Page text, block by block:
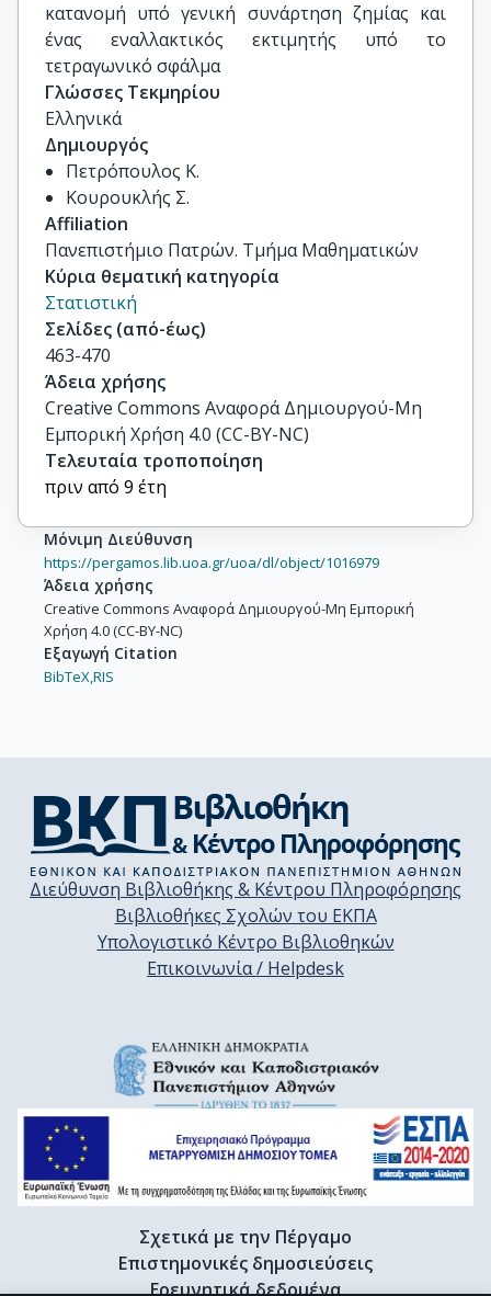
κατανομή υπό γενική συνάρτηση ζημίας και
ένας εναλλακτικός εκτιμητής υπό το
τετραγωνικό σφάλμα
Γλώσσες Τεκμηρίου
Ελληνικά
Δημιουργός
Πετρόπουλος Κ.
Κουρουκλής Σ.
Affiliation
Πανεπιστήμιο Πατρών. Τμήμα Μαθηματικών
Κύρια θεματική κατηγορία
Στατιστική
Σελίδες (από-έως)
463-470
Άδεια χρήσης
Creative Commons Αναφορά Δημιουργού-Μη
Εμπορική Χρήση 4.0 (CC-BY-NC)
Τελευταία τροποποίηση
πριν από 9 έτη
Μόνιμη Διεύθυνση
https://pergamos.lib.uoa.gr/uoa/dl/object/1016979
Άδεια χρήσης
Creative Commons Αναφορά Δημιουργού-Μη Εμπορική
Χρήση 4.0 (CC-BY-NC)
Εξαγωγή Citation
BibTeX,RIS
Διεύθυνση Βιβλιοθήκης & Κέντρου Πληροφόρησης
Βιβλιοθήκες Σχολών του ΕΚΠΑ
Υπολογιστικό Κέντρο Βιβλιοθηκών
Επικοινωνία / Helpdesk
Σχετικά με την Πέργαμο
Επιστημονικές δημοσιεύσεις
Ερευνητικά δεδομένα